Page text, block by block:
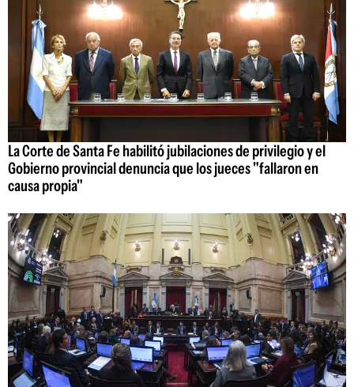
La Corte de Santa Fe habilitó jubilaciones de privilegio y el
Gobierno provincial denuncia que los jueces "fallaron en
causa propia"